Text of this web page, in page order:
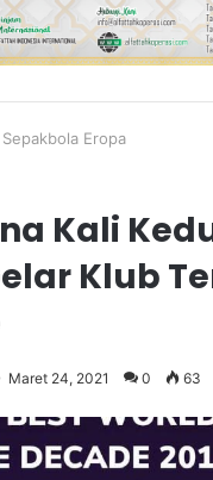
Sepakbola Eropa
Kali
Klub
Maret 24, 2021 0 63